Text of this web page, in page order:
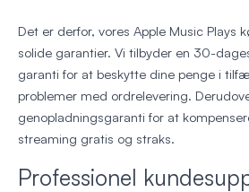
Det er derfor, vores Apple Music Plays
solide garantier. Vi tilbyder en 30-
garanti for at beskytte dine penge i
problemer med ordrelevering.
genopladningsgaranti for at
streaming gratis og straks.
Professionel